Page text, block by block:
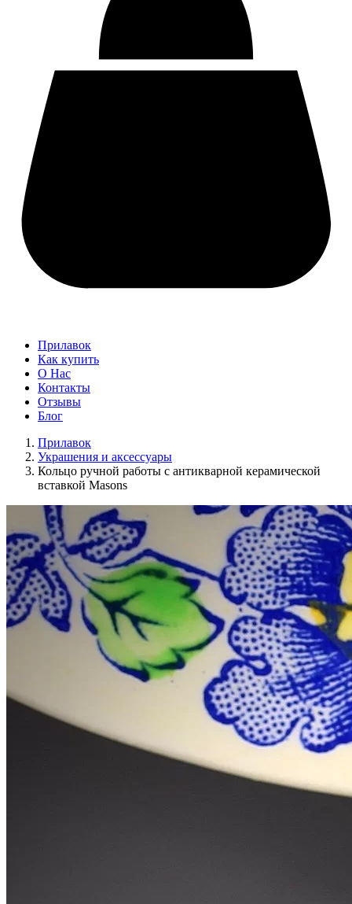
Прилавок
Как купить
О Нас
Контакты
Отзывы
Блог
Прилавок
Украшения и аксессуары
Кольцо ручной работы с антикварной керамической
вставкой Masons